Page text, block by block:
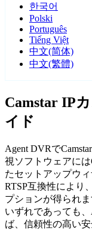
한국어
Polski
Português
Tiếng Việt
中文(简体)
中文(繁體)
Camstar IP
イド
Agent DVRで
視ソフトウェアに
たセットアップウ
RTSP互換性により
プションが得られ
いずれであっても
ば、信頼性の高い